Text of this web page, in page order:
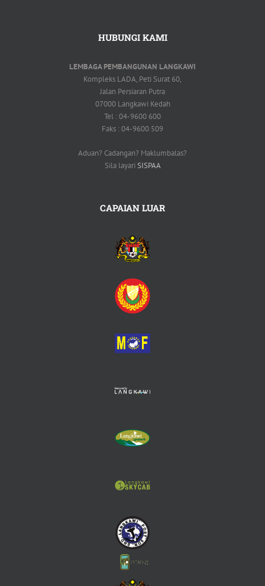
HUBUNGI KAMI
LEMBAGA PEMBANGUNAN LANGKAWI
Kompleks LADA, Peti Surat 60,
Jalan Persiaran Putra
07000 Langkawi Kedah
Tel : 04-9600 600
Faks : 04-9600 509
Aduan? Cadangan? Maklumbalas?
Sila layari SISPAA
CAPAIAN LUAR